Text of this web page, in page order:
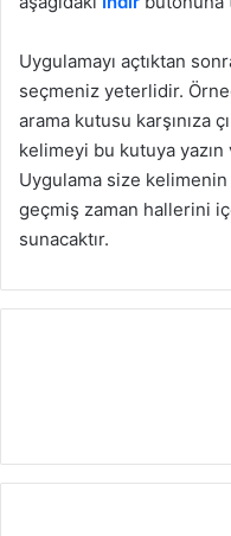
Uygulamayı açtıktan
seçmeniz yeterlidir.
arama kutusu karşınıza
kelimeyi bu kutuya yazın
Uygulama size
geçmiş zaman hallerini
sunacaktır.